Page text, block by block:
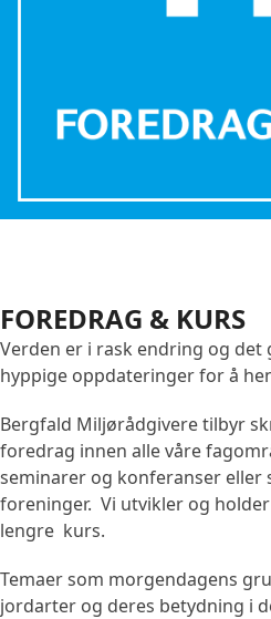
FOREDRAG & KURS
Verden er i rask endring og
hyppige oppdateringer for å
Bergfald Miljørådgivere tilbyr
foredrag innen alle våre
seminarer og konferanser eller
foreninger. Vi utvikler og
lengre kurs.
Temaer som morgendagens
jordarter og deres betydning i